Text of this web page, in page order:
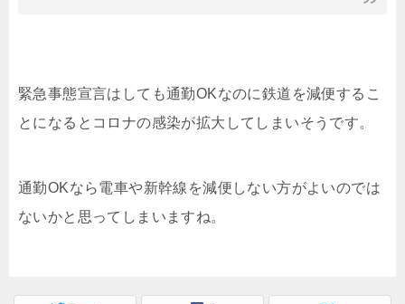
緊急事態宣言はしても通勤OKなのに鉄道を減便するこ
とになるとコロナの感染が拡大してしまいそうです。
通勤OKなら電車や新幹線を減便しない方がよいのでは
ないかと思ってしまいますね。